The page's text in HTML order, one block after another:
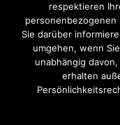
H-1 HILFELEISTUNG
Startseite Einsätze
Think
respektieren
personenbezogenen
Sie darüber
umgehen, wenn
unabhängig
erhalten